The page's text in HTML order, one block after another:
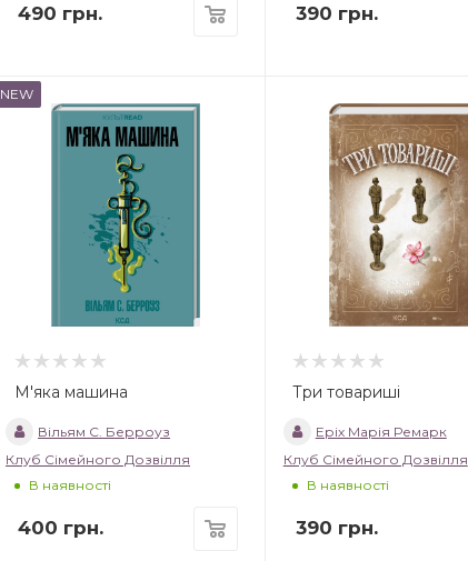
490 грн. 390 грн.
NEW
М'яка машина
Вільям С. Берроуз
Клуб Сімейного Дозвілля
В наявності
400 грн.
Три товариші
Еріх Марія Ремарк
Клуб Сімейного Дозвілля
В наявності
390 грн.